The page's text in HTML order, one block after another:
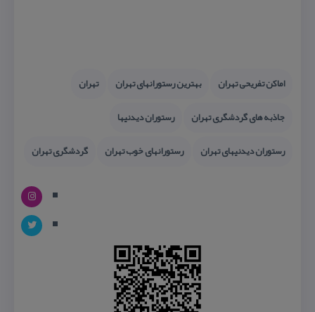
اماكن تفریحی تهران بهترین رستورانهای تهران
تهران
جاذبه های گردشگری تهران
رستوران دیدنیها
رستوران دیدنیهای تهران
رستورانهای خوب تهران گردشگری تهران